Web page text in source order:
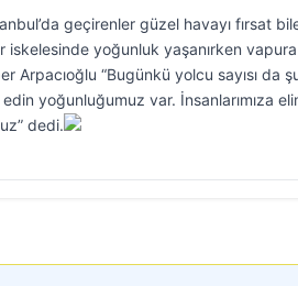
geçirenler güzel havayı fırsat
iskelesinde yoğunluk yaşanırken
Arpacıoğlu “Bugünkü yolcu sayısı da
yoğunluğumuz var. İnsanlarımıza
dedi.